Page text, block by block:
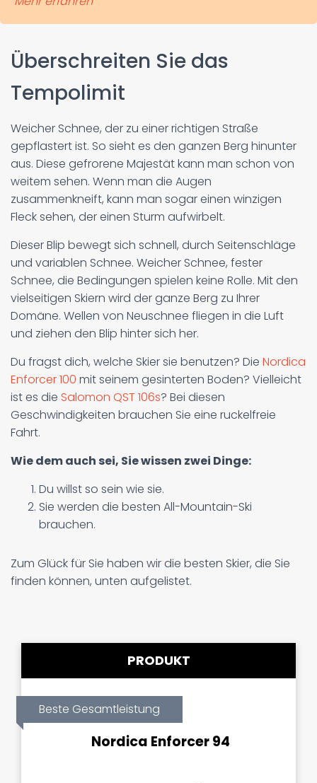
Überschreiten Sie das
Tempolimit
Weicher Schnee, der zu einer richtigen Straße
gepflastert ist. So sieht es den ganzen Berg hinunter
aus. Diese gefrorene Majestät kann man schon von
weitem sehen. Wenn man die Augen
zusammenkneift, kann man sogar einen winzigen
Fleck sehen, der einen Sturm aufwirbelt.
Dieser Blip bewegt sich schnell, durch Seitenschläge
und variablen Schnee. Weicher Schnee, fester
Schnee, die Bedingungen spielen keine Rolle. Mit den
vielseitigen Skiern wird der ganze Berg zu Ihrer
Domäne. Wellen von Neuschnee fliegen in die Luft
und ziehen den Blip hinter sich her.
Du fragst dich, welche Skier sie benutzen? Die Nordica
Enforcer 100 mit seinem gesinterten Boden? Vielleicht
ist es die Salomon QST 106s? Bei diesen
Geschwindigkeiten brauchen Sie eine ruckelfreie
Fahrt.
Wie dem auch sei, Sie wissen zwei Dinge:
Du willst so sein wie sie.
Sie werden die besten All-Mountain-Ski
brauchen.
Zum Glück für Sie haben wir die besten Skier, die Sie
finden können, unten aufgelistet.
PRODUKT
Beste Gesamtleistung
Nordica Enforcer 94